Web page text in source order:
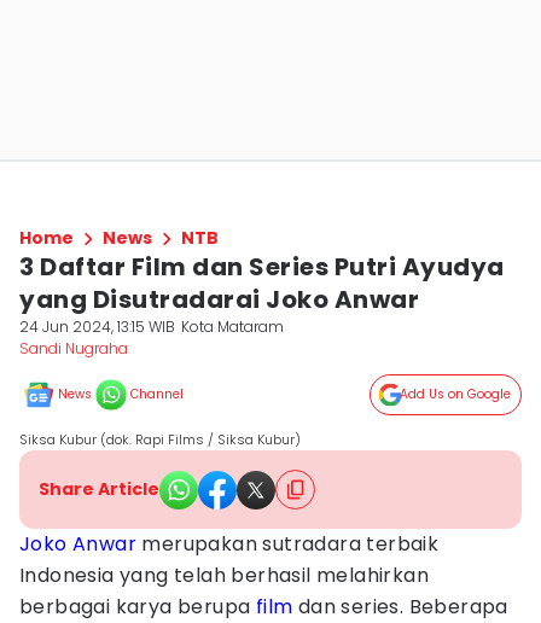
Home News NTB
3 Daftar Film dan Series Putri Ayudya
yang Disutradarai Joko Anwar
24 Jun 2024, 13:15 WIB Kota Mataram
Sandi Nugraha
News Channel Add Us on Google
Siksa Kubur (dok. Rapi Films / Siksa Kubur)
Share Article
Joko Anwar merupakan sutradara terbaik
Indonesia yang telah berhasil melahirkan
berbagai karya berupa film dan series. Beberapa